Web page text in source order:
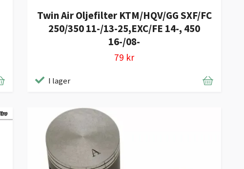
Twin Air Oljefilter KTM/HQV/GG SXF/FC
250/350 11-/13-25,EXC/FE 14-, 450
16-/08-
79 kr
I lager